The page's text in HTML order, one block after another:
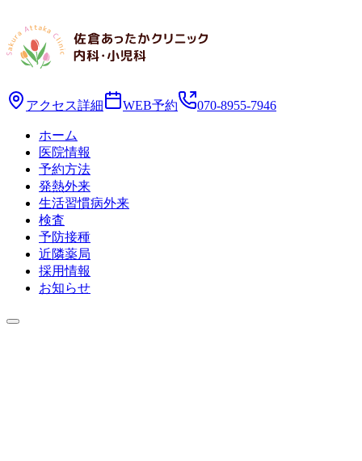
アクセス詳細 WEB予約 070-8955-7946
ホーム
医院情報
予約方法
発熱外来
生活習慣病外来
検査
予防接種
近隣薬局
採用情報
お知らせ